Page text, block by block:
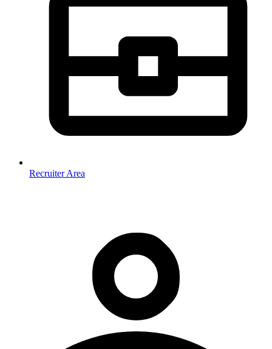
Recruiter Area